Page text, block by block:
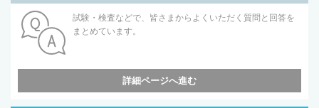
試験・検査などで、皆さまからよくいただく質問と回答を
まとめています。
詳細ページへ進む